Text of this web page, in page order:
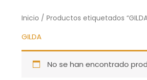
Inicio / Productos etiquetados
GILDA
No se han encontrado